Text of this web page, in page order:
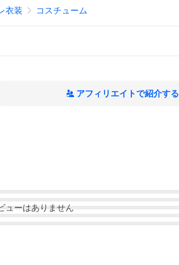
衣装 コスチューム
アフィリエイトで紹介する
ューはありません